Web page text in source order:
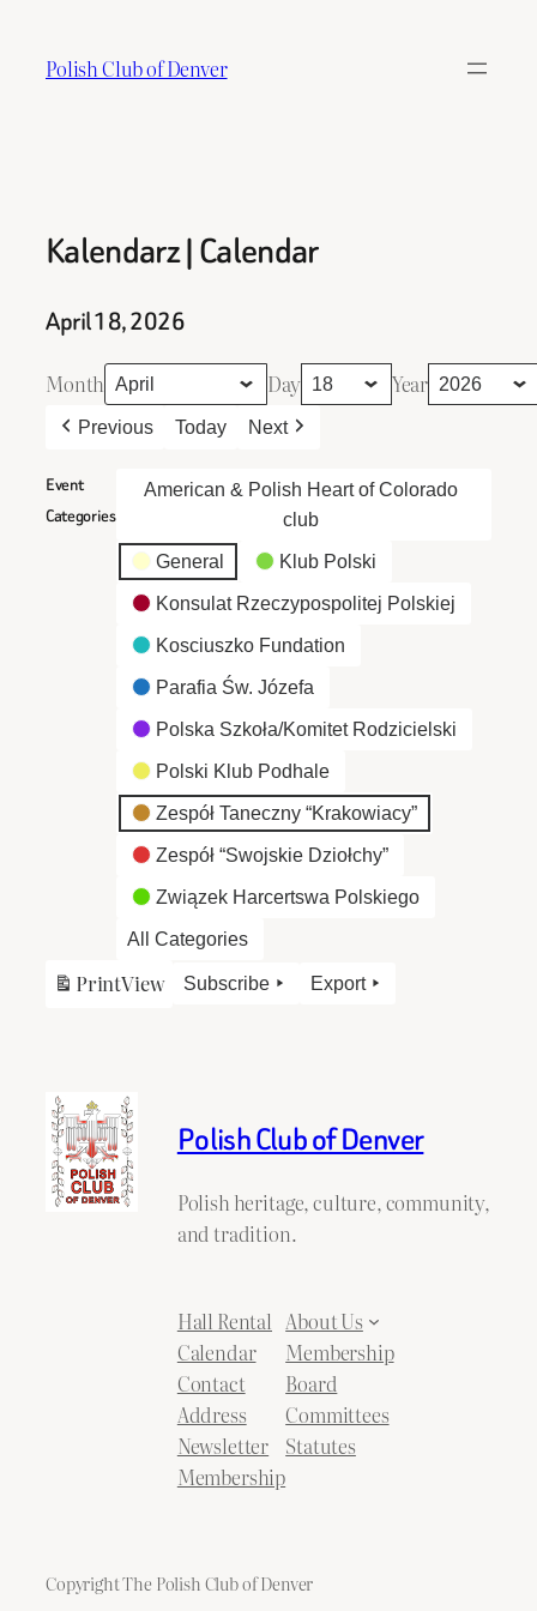
content
Polish Club of Denver
Kalendarz | Calendar
April 18, 2026
Month Day Year
Previous Today Next
Event
Categories
American & Polish Heart of Colorado
club
General Klub Polski
Konsulat Rzeczypospolitej Polskiej
Kosciuszko Fundation
Parafia Św. Józefa
Polska Szkoła/Komitet Rodzicielski
Polski Klub Podhale
Zespół Taneczny “Krakowiacy”
Zespół “Swojskie Dziołchy”
Związek Harcertswa Polskiego
All Categories
PrintView Subscribe Export
Polish Club of Denver
Polish heritage, culture, community,
and tradition.
Hall Rental
Calendar
Contact
Address
Newsletter
Membership
About Us
Membership
Board
Committees
Statutes
Copyright The Polish Club of Denver